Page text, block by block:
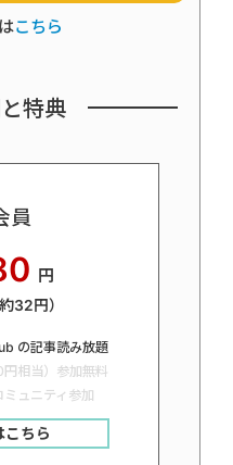
こちら
特典
員
円
32円）
の記事読み放題
相当）参加無料
ュニティ参加
こちら